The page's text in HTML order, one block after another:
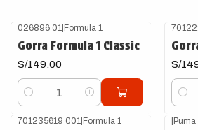
026896 01 |Formula 1
Gorra Formula 1 Classic
S/149.00
Cantidad
S/
701235619 001 |Formula 1 |Puma